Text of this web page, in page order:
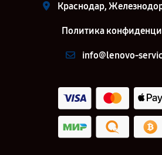
Краснодар,
Политика
info@lenovo-